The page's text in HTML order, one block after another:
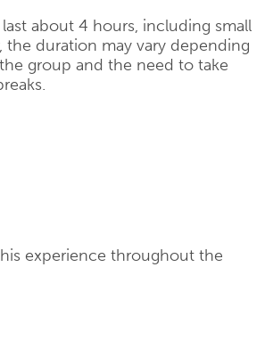
about 4 hours, including small
the duration may vary depending
group and the need to take
experience throughout the